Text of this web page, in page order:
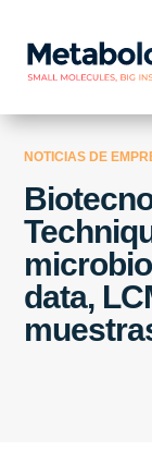
NOTICIAS DE
data,